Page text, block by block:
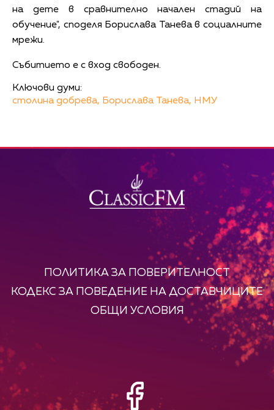
на дете в сравнително начален стадий на
обучение", споделя Борислава Танева в социалните
мрежи.
Събитието е с вход свободен.
Ключови думи:
столина добрева, Борислава Танева, НМУ
ПОЛИТИКА ЗА ПОВЕРИТЕЛНОСТ
КОДЕКС ЗА ПОВЕДЕНИЕ НА ДОСТАВЧИЦИТЕ
ОБЩИ УСЛОВИЯ